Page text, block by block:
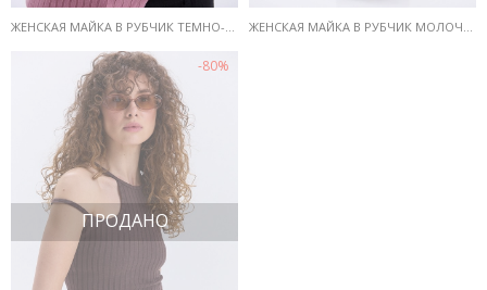
ЖЕНСКАЯ МАЙКА В РУБЧИК ТЕМНО-ПУДРОВАЯ С РАЗРЕЗОМ СБОКУ ЖЕНСКАЯ МАЙКА В РУБЧИК МОЛОЧНАЯ С РАЗРЕЗОМ СБОКУ
-80%
ПРОДАНО